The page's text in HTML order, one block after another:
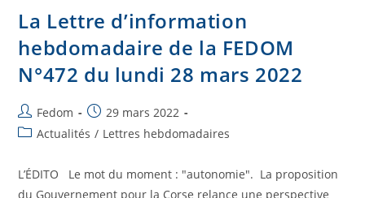
La Lettre d’information
hebdomadaire de la FEDOM
N°472 du lundi 28 mars 2022
Fedom
29 mars 2022
Actualités / Lettres hebdomadaires
L’ÉDITO Le mot du moment : "autonomie". La proposition
du Gouvernement pour la Corse relance une perspective